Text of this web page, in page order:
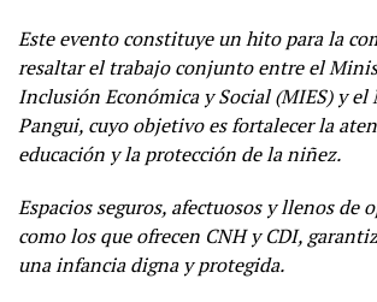
Este evento constituye un hito para la
resaltar el trabajo conjunto entre el
Inclusión Económica y Social (MIES) y
Pangui, cuyo objetivo es fortalecer la
educación y la protección de la niñez.
Espacios seguros, afectuosos y llenos de
como los que ofrecen CNH y CDI,
una infancia digna y protegida.